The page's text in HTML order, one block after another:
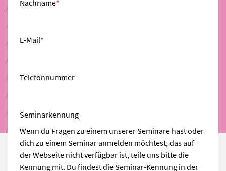
Nachname*
E-Mail*
Telefonnummer
Seminarkennung
Wenn du Fragen zu einem unserer Seminare hast oder
dich zu einem Seminar anmelden möchtest, das auf
der Webseite nicht verfügbar ist, teile uns bitte die
Kennung mit. Du findest die Seminar-Kennung in der